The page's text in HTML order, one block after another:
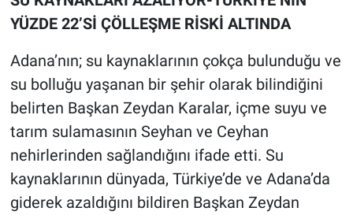
YÜZDE 22’Sİ ÇÖLLEŞME RİSKİ ALTINDA
Adana’nın; su kaynaklarının çokça bulunduğu ve
su bolluğu yaşanan bir şehir olarak bilindiğini
belirten Başkan Zeydan Karalar, içme suyu ve
tarım sulamasının Seyhan ve Ceyhan
nehirlerinden sağlandığını ifade etti. Su
kaynaklarının dünyada, Türkiye’de ve Adana’da
giderek azaldığını bildiren Başkan Zeydan